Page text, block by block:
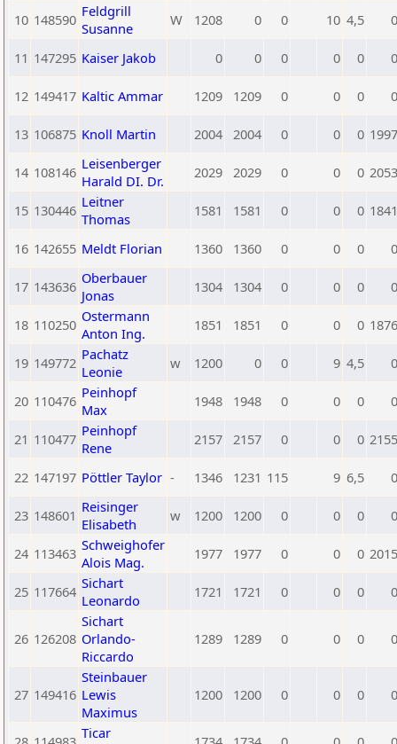
10 148590 Feldgrill
Susanne
W 1208 0 0 10 4,5 0
11 147295 Kaiser Jakob 0 0 0 0 0 0
12 149417 Kaltic Ammar 1209 1209 0 0 0 0
13 106875 Knoll Martin 2004 2004 0 0 0 1997
14 108146 Leisenberger
Harald DI. Dr.
2029 2029 0 0 0 2053
15 130446 Leitner
Thomas
1581 1581 0 0 0 1841
16 142655 Meldt Florian 1360 1360 0 0 0 0
17 143636 Oberbauer
Jonas
1304 1304 0 0 0 0
18 110250 Ostermann
Anton Ing.
1851 1851 0 0 0 1876
19 149772 Pachatz
Leonie
w 1200 0 0 9 4,5 0
20 110476 Peinhopf
Max
1948 1948 0 0 0 0
21 110477 Peinhopf
Rene
2157 2157 0 0 0 2155
22 147197 Pöttler Taylor - 1346 1231 115 9 6,5 0
23 148601 Reisinger
Elisabeth
w 1200 1200 0 0 0 0
24 113463 Schweighofer
Alois Mag.
1977 1977 0 0 0 2015
25 117664 Sichart
Leonardo
1721 1721 0 0 0 0
26 126208
Sichart
Orlando-
Riccardo
1289 1289 0 0 0 0
27 149416
Steinbauer
Lewis
Maximus
1200 1200 0 0 0 0
Ticar